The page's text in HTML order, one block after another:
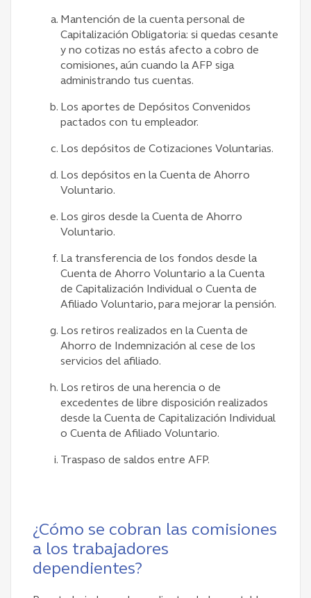
Mantención de la cuenta personal de
Capitalización Obligatoria: si quedas cesante
y no cotizas no estás afecto a cobro de
comisiones, aún cuando la AFP siga
administrando tus cuentas.
Los aportes de Depósitos Convenidos
pactados con tu empleador.
Los depósitos de Cotizaciones Voluntarias.
Los depósitos en la Cuenta de Ahorro
Voluntario.
Los giros desde la Cuenta de Ahorro
Voluntario.
La transferencia de los fondos desde la
Cuenta de Ahorro Voluntario a la Cuenta
de Capitalización Individual o Cuenta de
Afiliado Voluntario, para mejorar la pensión.
Los retiros realizados en la Cuenta de
Ahorro de Indemnización al cese de los
servicios del afiliado.
Los retiros de una herencia o de
excedentes de libre disposición realizados
desde la Cuenta de Capitalización Individual
o Cuenta de Afiliado Voluntario.
Traspaso de saldos entre AFP.
¿Cómo se cobran las comisiones
a los trabajadores
dependientes?